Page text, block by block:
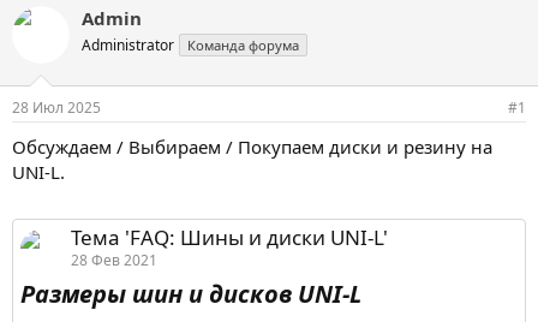
т
т
е
м
ы
т
а
н
а
л
Admin
Administrator Команда форума
28 Июл 2025 #1
Обсуждаем / Выбираем / Покупаем диски и резину на
UNI-L.
Тема 'FAQ: Шины и диски UNI-L'
28 Фев 2021
Размеры шин и дисков UNI-L​